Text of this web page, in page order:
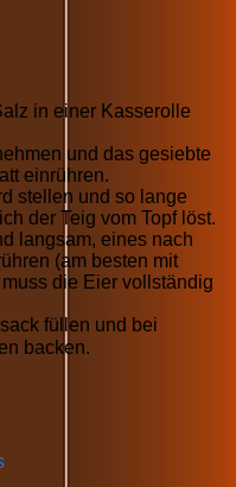
in einer Kasserolle
und das gesiebte
einrühren.
stellen und so lange
der Teig vom Topf löst.
langsam, eines nach
(am besten mit
die Eier vollständig
füllen und bei
backen.